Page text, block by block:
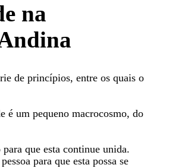
na
de princípios, entre os quais o
é um pequeno macrocosmo, do
que esta continue unida.
para que esta possa se